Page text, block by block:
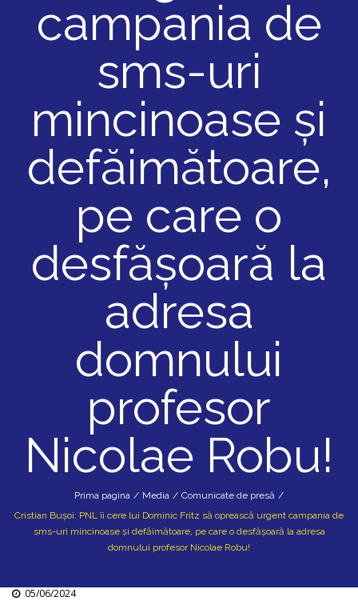
campania de
sms-uri
mincinoase și
defăimătoare,
pe care o
desfășoară la
adresa
domnului
profesor
Nicolae Robu!
Prima pagina / Media / Comunicate de presă /
Cristian Bușoi: PNL îi cere lui Dominic Fritz să oprească urgent campania de
sms-uri mincinoase și defăimătoare, pe care o desfășoară la adresa
domnului profesor Nicolae Robu!
05/06/2024